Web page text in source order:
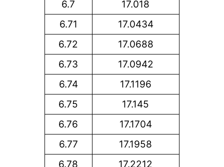
6.7
17.018
6.71
17.0434
6.72
17.0688
6.73
17.0942
6.74
17.1196
6.75
17.145
6.76
17.1704
6.77
17.1958
6.78
17.2212